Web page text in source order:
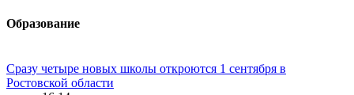
Образование
Сразу четыре новых школы откроются 1 сентября в
Ростовской области